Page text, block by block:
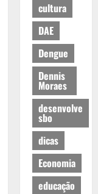
cultura
DAE
Dengue
Dennis
Moraes
desenvolve
sbo
dicas
Economia
educação